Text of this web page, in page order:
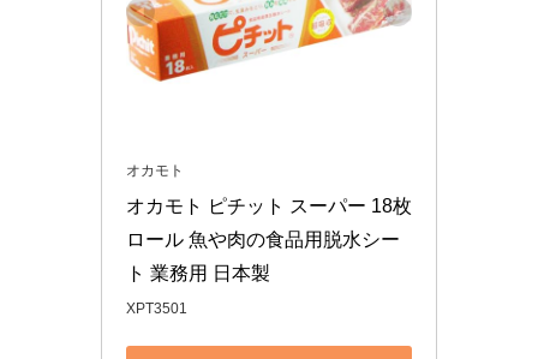
オカモト
オカモト ピチット スーパー 18枚
ロール 魚や肉の食品用脱水シー
ト 業務用 日本製
XPT3501